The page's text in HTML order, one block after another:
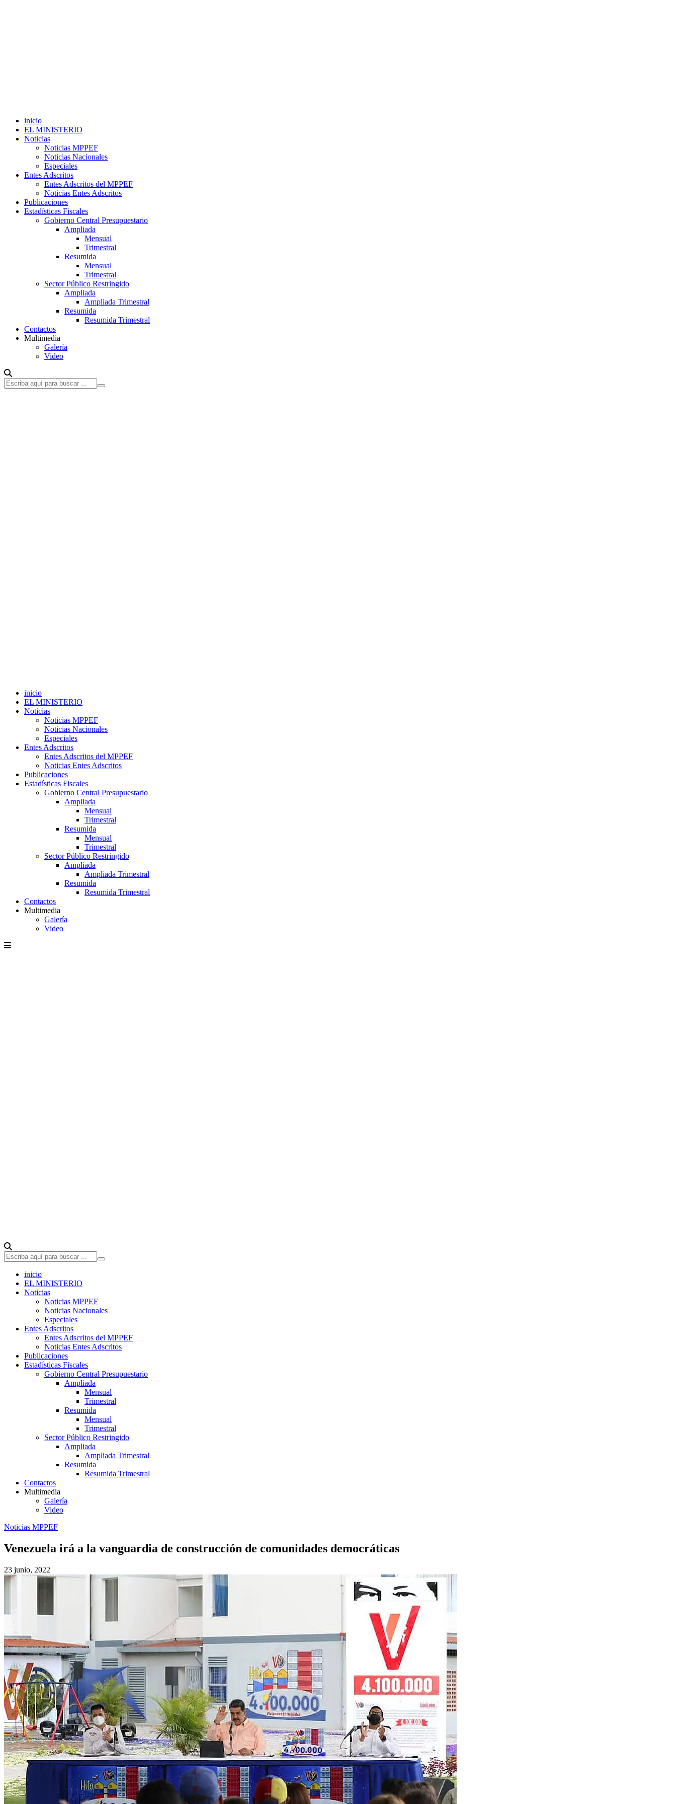
inicio
EL MINISTERIO
Noticias
Noticias MPPEF
Noticias Nacionales
Especiales
Entes Adscritos
Entes Adscritos del MPPEF
Noticias Entes Adscritos
Publicaciones
Estadísticas Fiscales
Gobierno Central Presupuestario
Ampliada
Mensual
Trimestral
Resumida
Mensual
Trimestral
Sector Público Restringido
Ampliada
Ampliada Trimestral
Resumida
Resumida Trimestral
Contactos
Multimedia
Galería
Video
inicio
EL MINISTERIO
Noticias
Noticias MPPEF
Noticias Nacionales
Especiales
Entes Adscritos
Entes Adscritos del MPPEF
Noticias Entes Adscritos
Publicaciones
Estadísticas Fiscales
Gobierno Central Presupuestario
Ampliada
Mensual
Trimestral
Resumida
Mensual
Trimestral
Sector Público Restringido
Ampliada
Ampliada Trimestral
Resumida
Resumida Trimestral
Contactos
Multimedia
Galería
Video
inicio
EL MINISTERIO
Noticias
Noticias MPPEF
Noticias Nacionales
Especiales
Entes Adscritos
Entes Adscritos del MPPEF
Noticias Entes Adscritos
Publicaciones
Estadísticas Fiscales
Gobierno Central Presupuestario
Ampliada
Mensual
Trimestral
Resumida
Mensual
Trimestral
Sector Público Restringido
Ampliada
Ampliada Trimestral
Resumida
Resumida Trimestral
Contactos
Multimedia
Galería
Video
Noticias MPPEF
Venezuela irá a la vanguardia de construcción de comunidades democráticas
23 junio, 2022